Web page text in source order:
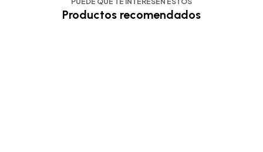
Productos recomendados